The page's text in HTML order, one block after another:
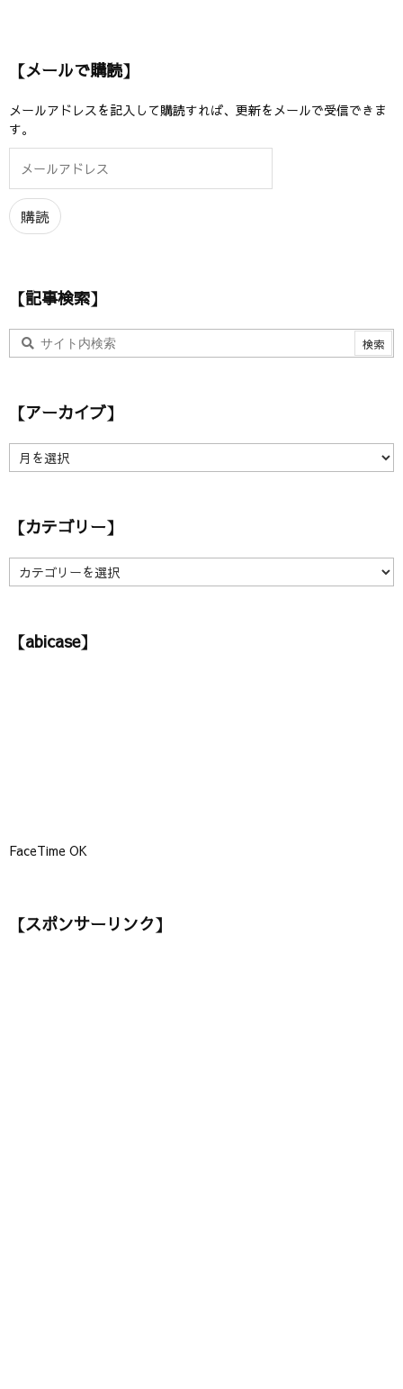
【メールで購読】
メールアドレスを記入して購読すれば、更新をメールで受信できま
す。
ル
ア
ド
購読
【記事検索】
【アーカイブ】
ア
イ【カテゴリー】
【
カ
リ【abicase】
FaceTime OK
【スポンサーリンク】